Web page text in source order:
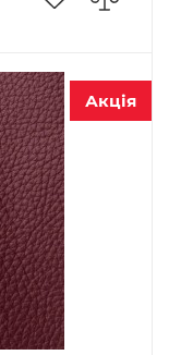
Акція